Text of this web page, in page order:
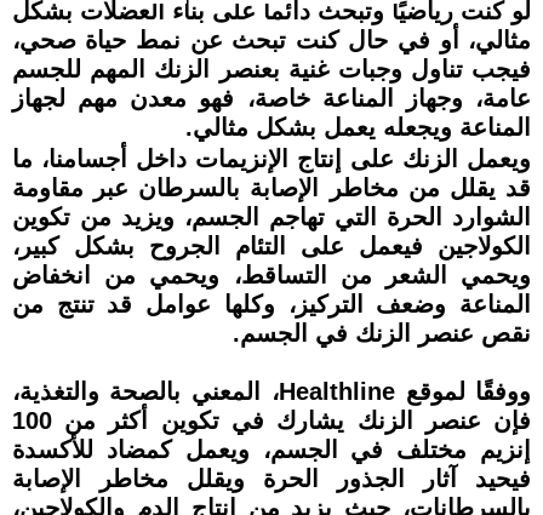
لو كنت رياضيًا وتبحث دائما على بناء العضلات بشكل
مثالي، أو في حال كنت تبحث عن نمط حياة صحي،
فيجب تناول وجبات غنية بعنصر الزنك المهم للجسم
عامة، وجهاز المناعة خاصة، فهو معدن مهم لجهاز
المناعة ويجعله يعمل بشكل مثالي.
ويعمل الزنك على إنتاج الإنزيمات داخل أجسامنا، ما
قد يقلل من مخاطر الإصابة بالسرطان عبر مقاومة
الشوارد الحرة التي تهاجم الجسم، ويزيد من تكوين
الكولاجين فيعمل على التئام الجروح بشكل كبير،
ويحمي الشعر من التساقط، ويحمي من انخفاض
المناعة وضعف التركيز، وكلها عوامل قد تنتج من
نقص عنصر الزنك في الجسم.
ووفقًا لموقع Healthline، المعني بالصحة والتغذية،
فإن عنصر الزنك يشارك في تكوين أكثر من 100
إنزيم مختلف في الجسم، ويعمل كمضاد للأكسدة
فيحيد آثار الجذور الحرة ويقلل مخاطر الإصابة
بالسرطانات، حيث يزيد من إنتاج الدم والكولاجين،